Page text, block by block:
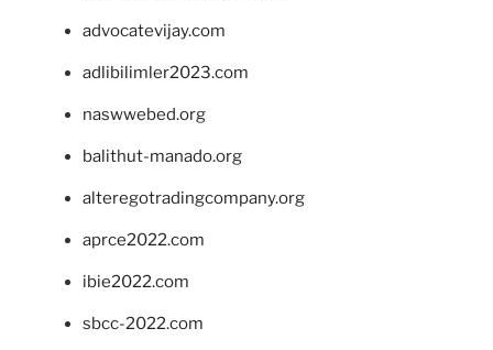
advocatevijay.com
adlibilimler2023.com
naswwebed.org
balithut-manado.org
alteregotradingcompany.org
aprce2022.com
ibie2022.com
sbcc-2022.com